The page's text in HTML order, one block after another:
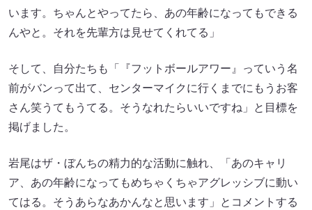
います。ちゃんとやってたら、あの年齢になってもできる
んやと。それを先輩方は見せてくれてる」
そして、自分たちも「『フットボールアワー』っていう名
前がバンって出て、センターマイクに行くまでにもうお客
さん笑うてもうてる。そうなれたらいいですね」と目標を
掲げました。
岩尾はザ・ぼんちの精力的な活動に触れ、「あのキャリ
ア、あの年齢になってもめちゃくちゃアグレッシブに動い
てはる。そうあらなあかんなと思います」とコメントする